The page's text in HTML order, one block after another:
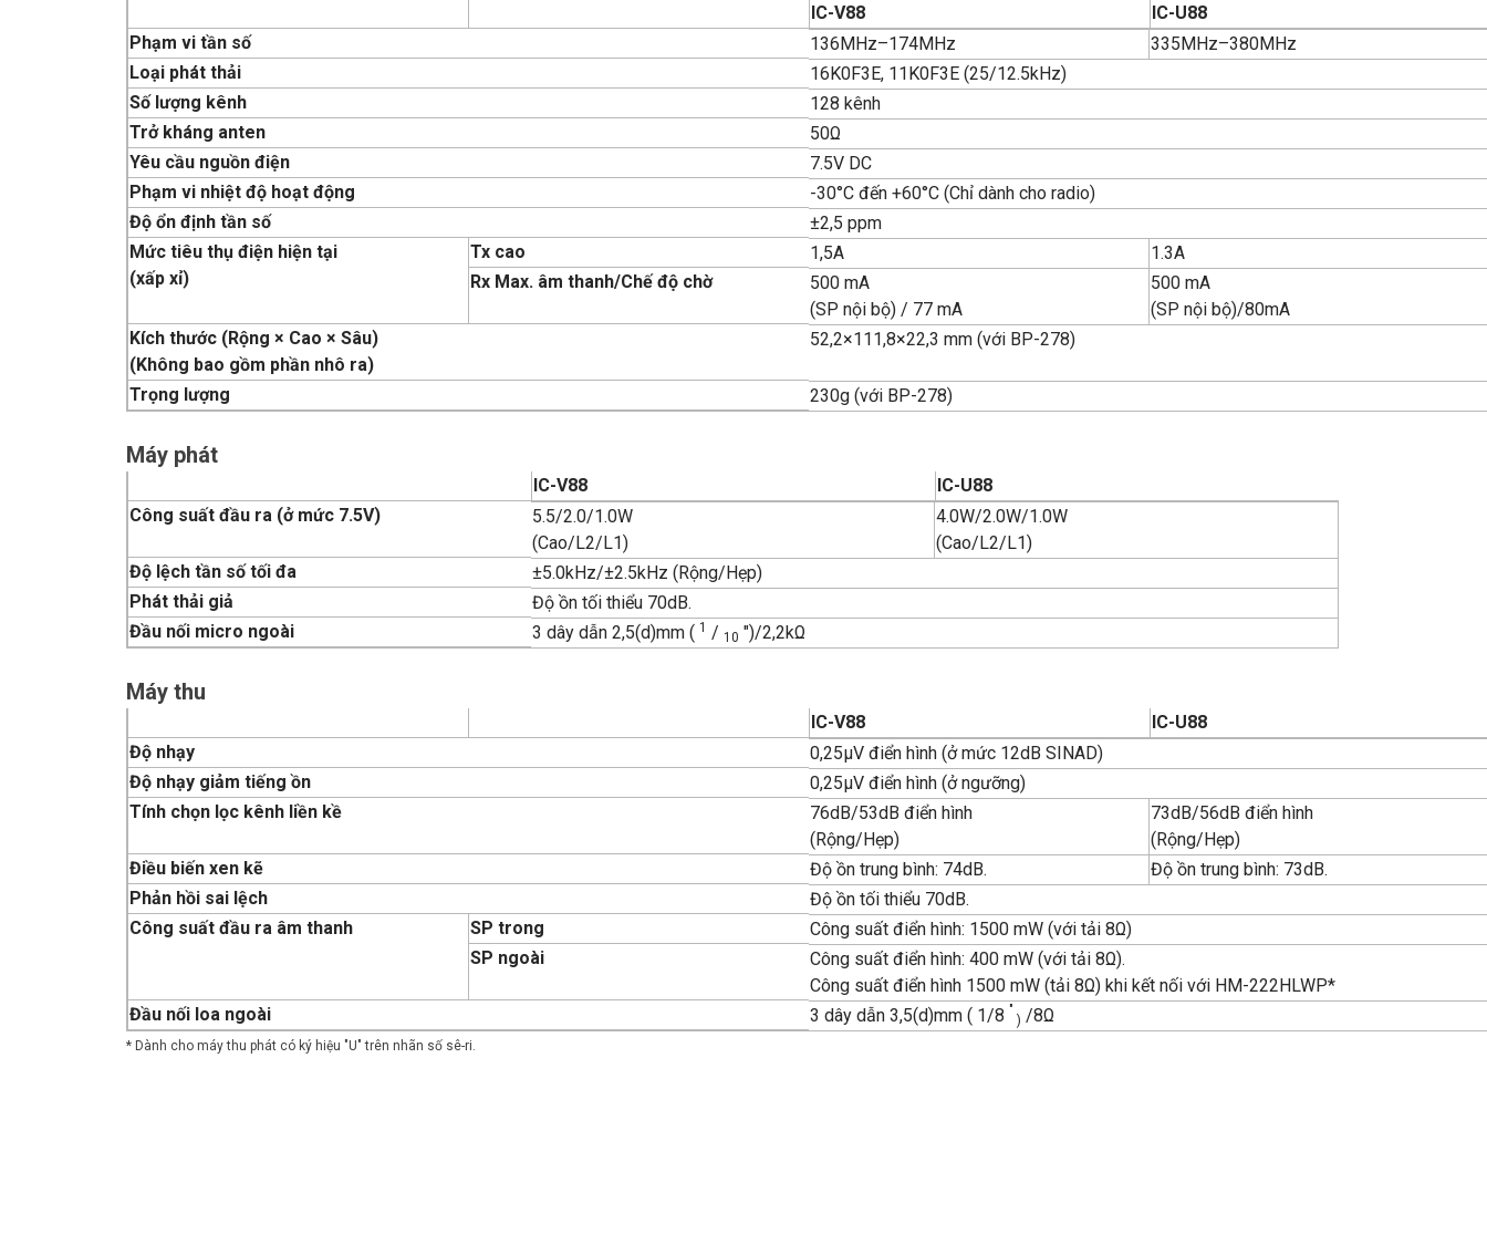
IC-V88
IC-U88
Phạm vi tần số
136MHz–174MHz
335MHz–380MHz
Loại phát thải
16K0F3E, 11K0F3E (25/12.5kHz)
Số lượng kênh
128 kênh
Trở kháng anten
50Ω
Yêu cầu nguồn điện
7.5V DC
Phạm vi nhiệt độ hoạt động
-30°C đến +60°C (Chỉ dành cho radio)
Độ ổn định tần số
±2,5 ppm
Mức tiêu thụ điện hiện tại
(xấp xỉ)
Tx cao 1,5A
1.3A
Rx Max. âm thanh/Chế độ chờ
500 mA
(SP nội bộ) / 77 mA
500 mA
(SP nội bộ)/80mA
Kích thước (Rộng × Cao × Sâu)
(Không bao gồm phần nhô ra)
52,2×111,8×22,3 mm (với BP-278)
Trọng lượng 230g (với BP-278)
Máy phát
IC-V88
IC-U88
Công suất đầu ra (ở mức 7.5V)
5.5/2.0/1.0W
(Cao/L2/L1)
4.0W/2.0W/1.0W
(Cao/L2/L1)
Độ lệch tần số tối đa
±5.0kHz/±2.5kHz (Rộng/Hẹp)
Phát thải giả
Độ ồn tối thiểu 70dB.
Đầu nối micro ngoài
3 dây dẫn 2,5(d)mm ( 1 / 10 ″)/2,2kΩ
Máy thu
IC-V88
IC-U88
Độ nhạy
0,25μV điển hình (ở mức 12dB SINAD)
Độ nhạy giảm tiếng ồn
0,25μV điển hình (ở ngưỡng)
Tính chọn lọc kênh liền kề
76dB/53dB điển hình
(Rộng/Hẹp)
73dB/56dB điển hình
(Rộng/Hẹp)
Điều biến xen kẽ
Độ ồn trung bình: 74dB.
Độ ồn trung bình: 73dB.
Phản hồi sai lệch
Độ ồn tối thiểu 70dB.
Công suất đầu ra âm thanh
SP trong
Công suất điển hình: 1500 mW (với tải 8Ω)
SP ngoài
Công suất điển hình: 400 mW (với tải 8Ω).
Công suất điển hình 1500 mW (tải 8Ω) khi kết nối với HM-222HLWP*
Đầu nối loa ngoài
3 dây dẫn 3,5(d)mm ( 1/8 ″
) /8Ω
* Dành cho máy thu phát có ký hiệu "U" trên nhãn số sê-ri.